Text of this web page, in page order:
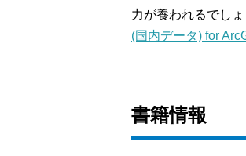
力が養われるでし
(国内データ) for
書籍情報